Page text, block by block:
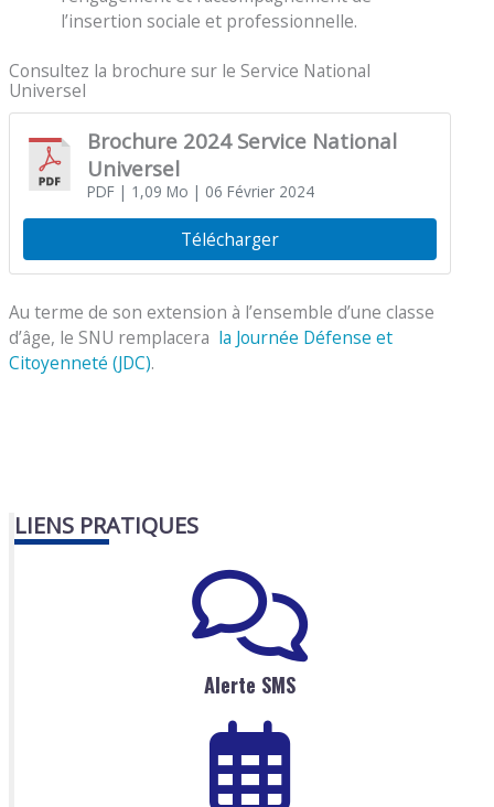
l’insertion sociale et professionnelle.
Consultez la brochure sur le Service National
Universel
Brochure 2024 Service National
Universel
PDF| 1,09 Mo | 06 Février 2024
Télécharger
Au terme de son extension à l’ensemble d’une classe
d’âge, le SNU remplacera la Journée Défense et
Citoyenneté (JDC).
LIENS PRATIQUES
Alerte SMS